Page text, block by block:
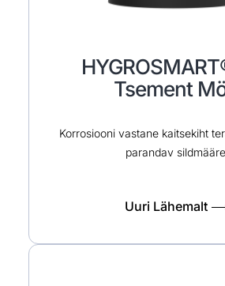
Tsement
Korrosiooni vastane kaitsekiht
parandav
Uuri Lähemalt